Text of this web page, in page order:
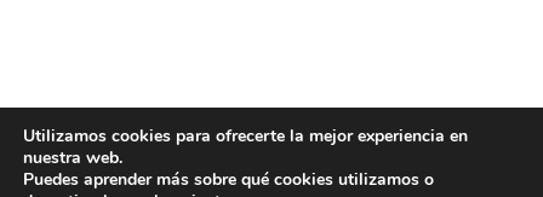
Copyright© 2026Lolitas Moda
Utilizamos cookies para ofrecerte la mejor experiencia en
nuestra web.
Puedes aprender más sobre qué cookies utilizamos o